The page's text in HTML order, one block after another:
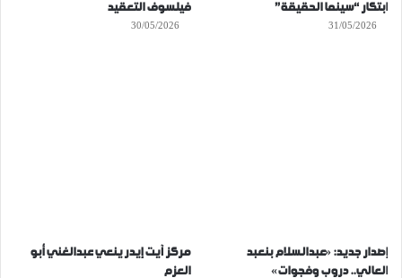
ابتكار “سينما الحقيقة”
31/05/2026
فيلسوف التعقيد
30/05/2026
إصدار جديد: «عبدالسلام بنعبد
العالي.. دروب وفجوات»
مركز آيت إيدر ينعي عبدالغني أبو
العزم